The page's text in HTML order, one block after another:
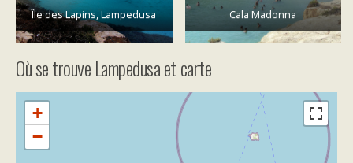
Île des Lapins, Lampedusa Cala Madonna
Où se trouve Lampedusa et carte
+
−